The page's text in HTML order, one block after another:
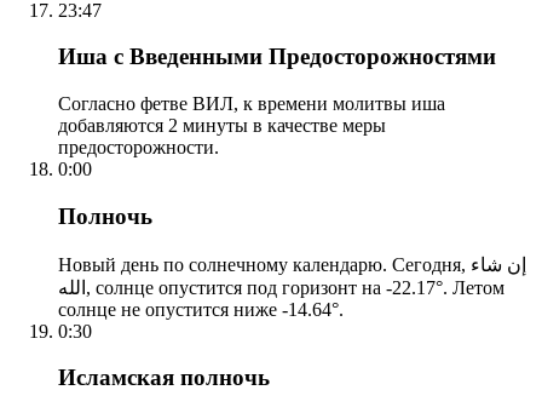
23:47
Иша с Введенными Предосторожностями
Согласно фетве ВИЛ, к времени молитвы иша
добавляются 2 минуты в качестве меры
предосторожности.
0:00
Полночь
Новый день по солнечному календарю. Сегодня, إن شاء
الله, солнце опустится под горизонт на -22.17°. Летом
солнце не опустится ниже -14.64°.
0:30
Исламская полночь